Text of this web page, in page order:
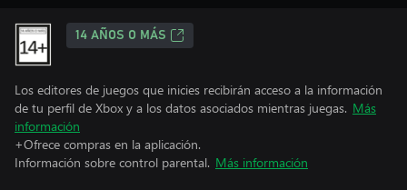
14 AÑOS O MÁS
Los editores de juegos que inicies recibirán acceso a la información
de tu perfil de Xbox y a los datos asociados mientras juegas. Más
información
+Ofrece compras en la aplicación.
Información sobre control parental. Más información